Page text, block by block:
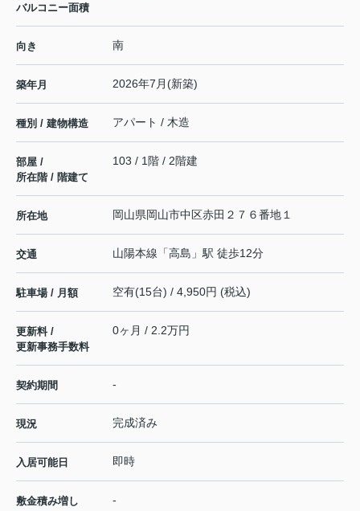
バルコニー面積
向き 南
築年月 2026年7月(新築)
種別 / 建物構造 アパート / 木造
部屋 /
所在階 / 階建て
103 / 1階 / 2階建
所在地 岡山県岡山市中区赤田 ２７６番地１
交通 山陽本線 「高島 」駅 徒歩12分
駐車場 / 月額 空有(15台) / 4,950円 (税込)
更新料 /
更新事務手数料
0ヶ月 / 2.2万円
契約期間 -
現況 完成済み
入居可能日 即時
敷金積み増し -